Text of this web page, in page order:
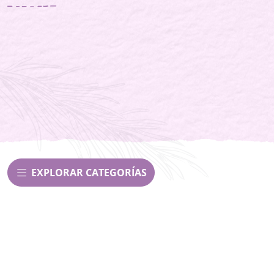
EXPLORAR CATEGORÍAS